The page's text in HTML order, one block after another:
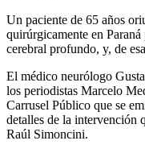
Un paciente de 65 años
quirúrgicamente en
cerebral profundo, y, de
El médico neurólogo
los periodistas Marcelo
Carrusel Público que se
detalles de la intervención
Raúl Simoncini.